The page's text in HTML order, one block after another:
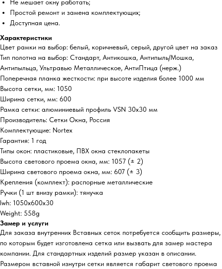
Не мешает окну работать;
Простой ремонт и замена комплектующих;
Доступная цена.
Характеристики
Цвет рамки на выбор: белый, коричневый, серый, другой цвет на заказ
Тип полотна на выбор: Стандарт, Антикошка, Антипыль/Мошка,
Антипыльца, Ультравью Металлическое, АнтиПтица (нерж.)
Поперечная планка жесткости: при высоте изделия более 1000 мм
Высота сетки, мм: 1050
Ширина сетки, мм: 600
Рамка сетки: алюминиевый профиль VSN 30х30 мм
Производитель: Сетки Окна, Россия
Комплектующие: Nortex
Гарантия: 1 год
Типы окон: пластиковые, ПВХ окна стеклопакеты
Высота светового проема окна, мм: 1057 (± 2)
Ширина светового проема окна, мм: 607 (± 3)
Крепления (комплект): распорные металлические
Ручки (1 шт внизу рамки): тянучка
lwh: 1050x600x30
Weight: 558g
Замер и услуги
Для заказа внутренних Вставных сеток потребуется сообщить размеры,
по которым будет изготовлена сетка или вызвать для замер мастера
компании. Для стандартных изделий размер указан в описании.
Размером вставной изнутри сетки является габарит светового проема